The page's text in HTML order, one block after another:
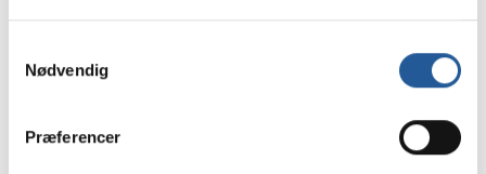
Nødvendig
Præferencer
Dit mobilnummer